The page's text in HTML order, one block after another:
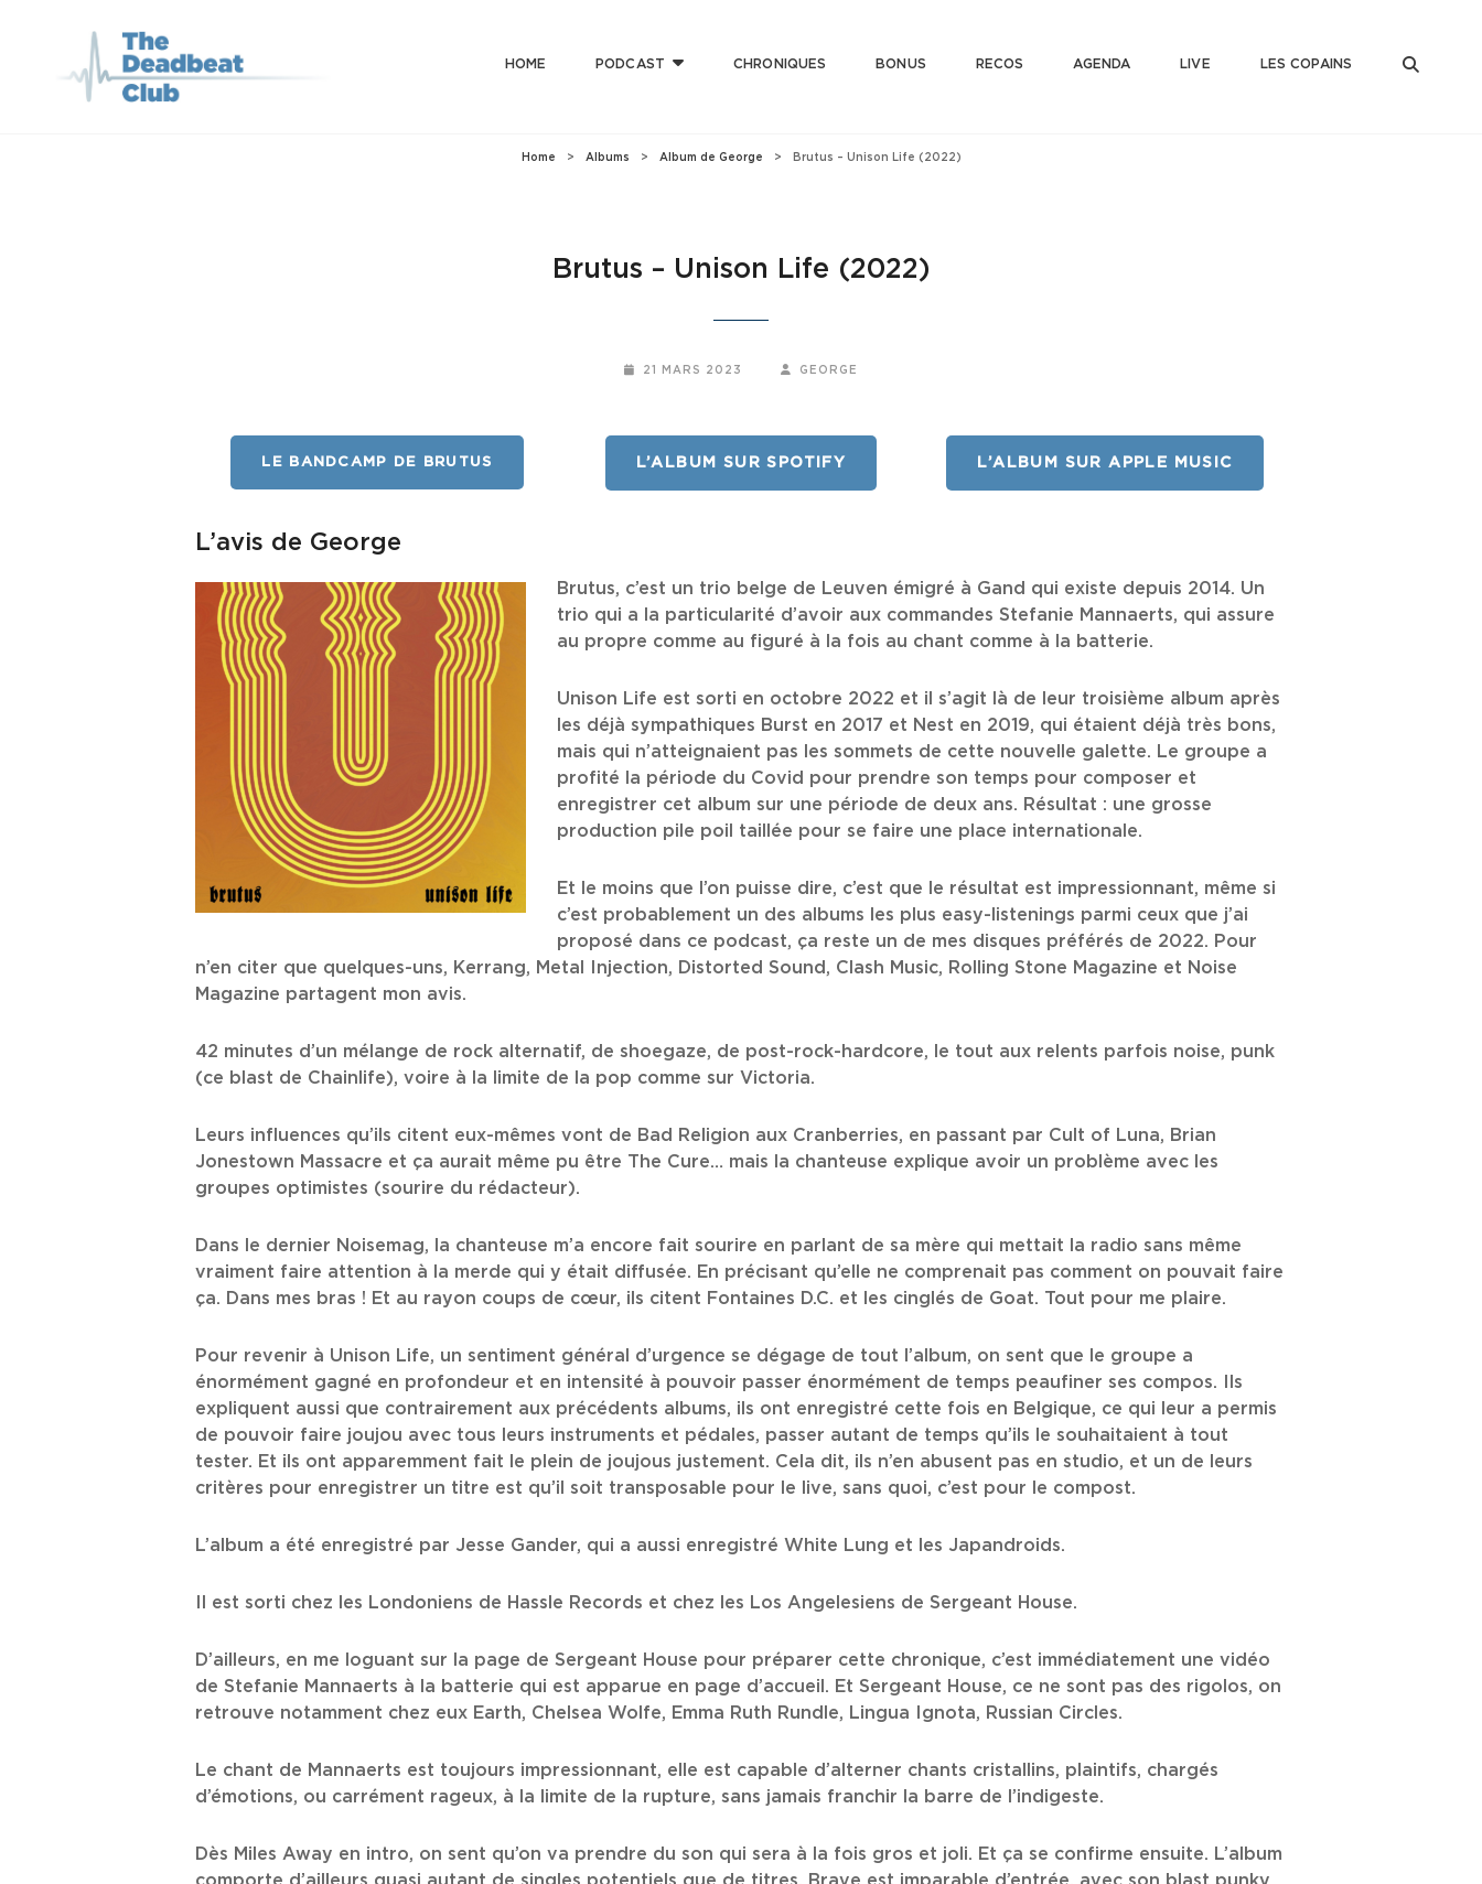
HOME PODCAST CHRONIQUES BONUS RECOS AGENDA LIVE LES COPAINS
Home > Albums > Album de George > Brutus – Unison Life (2022)
Brutus – Unison Life (2022)
POSTED-
21 MARS 2023
BY
BYLINE
GEORGE
LE BANDCAMP DE BRUTUS L’ALBUM SUR SPOTIFY L’ALBUM SUR APPLE MUSIC
L’avis de George
Brutus, c’est un trio belge de Leuven émigré à Gand qui existe depuis 2014. Un
trio qui a la particularité d’avoir aux commandes Stefanie Mannaerts, qui assure
au propre comme au figuré à la fois au chant comme à la batterie.
Unison Life est sorti en octobre 2022 et il s’agit là de leur troisième album après
les déjà sympathiques Burst en 2017 et Nest en 2019, qui étaient déjà très bons,
mais qui n’atteignaient pas les sommets de cette nouvelle galette. Le groupe a
profité la période du Covid pour prendre son temps pour composer et
enregistrer cet album sur une période de deux ans. Résultat : une grosse
production pile poil taillée pour se faire une place internationale.
Et le moins que l’on puisse dire, c’est que le résultat est impressionnant, même si
c’est probablement un des albums les plus easy-listenings parmi ceux que j’ai
proposé dans ce podcast, ça reste un de mes disques préférés de 2022. Pour
n’en citer que quelques-uns, Kerrang, Metal Injection, Distorted Sound, Clash Music, Rolling Stone Magazine et Noise
Magazine partagent mon avis.
42 minutes d’un mélange de rock alternatif, de shoegaze, de post-rock-hardcore, le tout aux relents parfois noise, punk
(ce blast de Chainlife), voire à la limite de la pop comme sur Victoria.
Leurs influences qu’ils citent eux-mêmes vont de Bad Religion aux Cranberries, en passant par Cult of Luna, Brian
Jonestown Massacre et ça aurait même pu être The Cure… mais la chanteuse explique avoir un problème avec les
groupes optimistes (sourire du rédacteur).
Dans le dernier Noisemag, la chanteuse m’a encore fait sourire en parlant de sa mère qui mettait la radio sans même
vraiment faire attention à la merde qui y était diffusée. En précisant qu’elle ne comprenait pas comment on pouvait faire
ça. Dans mes bras ! Et au rayon coups de cœur, ils citent Fontaines D.C. et les cinglés de Goat. Tout pour me plaire.
Pour revenir à Unison Life, un sentiment général d’urgence se dégage de tout l’album, on sent que le groupe a
énormément gagné en profondeur et en intensité à pouvoir passer énormément de temps peaufiner ses compos. Ils
expliquent aussi que contrairement aux précédents albums, ils ont enregistré cette fois en Belgique, ce qui leur a permis
de pouvoir faire joujou avec tous leurs instruments et pédales, passer autant de temps qu’ils le souhaitaient à tout
tester. Et ils ont apparemment fait le plein de joujous justement. Cela dit, ils n’en abusent pas en studio, et un de leurs
critères pour enregistrer un titre est qu’il soit transposable pour le live, sans quoi, c’est pour le compost.
L’album a été enregistré par Jesse Gander, qui a aussi enregistré White Lung et les Japandroids.
Il est sorti chez les Londoniens de Hassle Records et chez les Los Angelesiens de Sergeant House.
D’ailleurs, en me loguant sur la page de Sergeant House pour préparer cette chronique, c’est immédiatement une vidéo
de Stefanie Mannaerts à la batterie qui est apparue en page d’accueil. Et Sergeant House, ce ne sont pas des rigolos, on
retrouve notamment chez eux Earth, Chelsea Wolfe, Emma Ruth Rundle, Lingua Ignota, Russian Circles.
Le chant de Mannaerts est toujours impressionnant, elle est capable d’alterner chants cristallins, plaintifs, chargés
d’émotions, ou carrément rageux, à la limite de la rupture, sans jamais franchir la barre de l’indigeste.
Dès Miles Away en intro, on sent qu’on va prendre du son qui sera à la fois gros et joli. Et ça se confirme ensuite. L’album